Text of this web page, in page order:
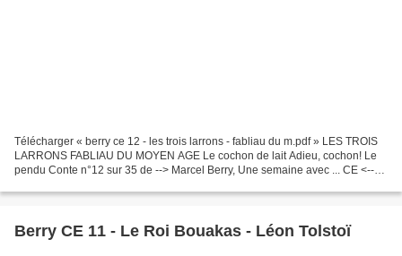
Télécharger « berry ce 12 - les trois larrons - fabliau du m.pdf » LES TROIS
LARRONS FABLIAU DU MOYEN AGE Le cochon de lait Adieu, cochon! Le
pendu Conte n°12 sur 35 de --> Marcel Berry, Une semaine avec ... CE <--
Berry CE 11 - Le Roi Bouakas - Léon Tolstoï